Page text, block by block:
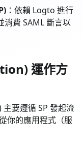
：依賴 Logto 進行
費 SAML 斷言以
運作方
要遵循 SP 發起流
你的應用程式（服